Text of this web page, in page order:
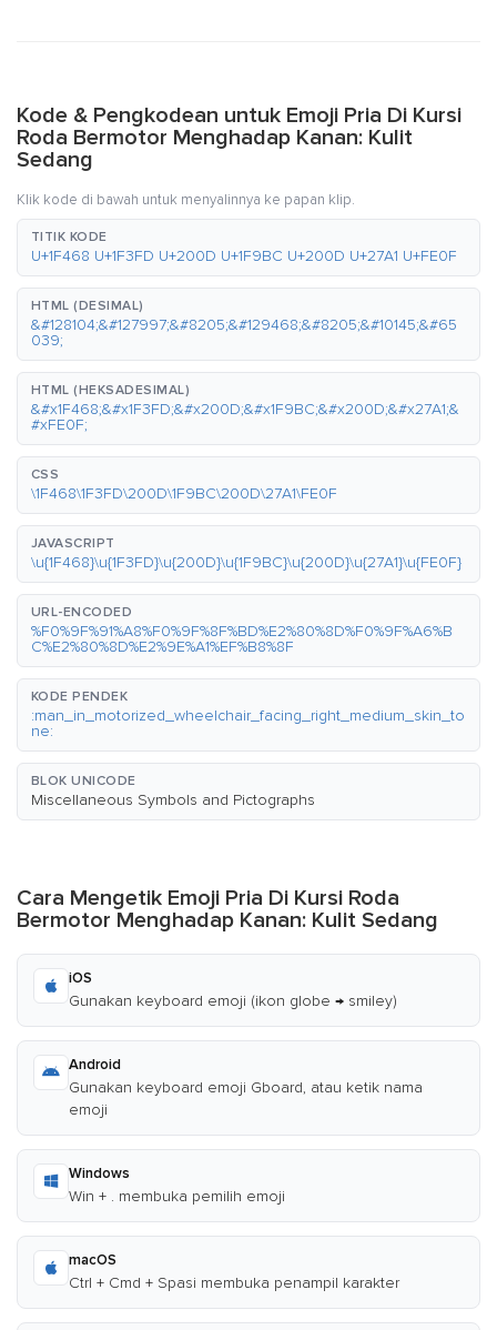
Kode & Pengkodean untuk Emoji Pria Di Kursi
Roda Bermotor Menghadap Kanan: Kulit
Sedang
Klik kode di bawah untuk menyalinnya ke papan klip.
TITIK KODE
U+1F468 U+1F3FD U+200D U+1F9BC U+200D U+27A1 U+FE0F
HTML (DESIMAL)
&#128104;&#127997;&#8205;&#129468;&#8205;&#10145;&#65
039;
HTML (HEKSADESIMAL)
&#x1F468;&#x1F3FD;&#x200D;&#x1F9BC;&#x200D;&#x27A1;&
#xFE0F;
CSS
\1F468\1F3FD\200D\1F9BC\200D\27A1\FE0F
JAVASCRIPT
\u{1F468}\u{1F3FD}\u{200D}\u{1F9BC}\u{200D}\u{27A1}\u{FE0F}
URL-ENCODED
%F0%9F%91%A8%F0%9F%8F%BD%E2%80%8D%F0%9F%A6%B
C%E2%80%8D%E2%9E%A1%EF%B8%8F
KODE PENDEK
:man_in_motorized_wheelchair_facing_right_medium_skin_to
ne:
BLOK UNICODE
Miscellaneous Symbols and Pictographs
Cara Mengetik Emoji Pria Di Kursi Roda
Bermotor Menghadap Kanan: Kulit Sedang
iOS
Gunakan keyboard emoji (ikon globe → smiley)
Android
Gunakan keyboard emoji Gboard, atau ketik nama
emoji
Windows
Win + . membuka pemilih emoji
macOS
Ctrl + Cmd + Spasi membuka penampil karakter